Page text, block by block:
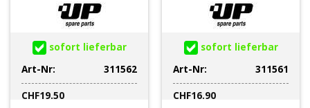
sofort lieferbar
Art-Nr:
311562
CHF19.50
sofort lieferbar
Art-Nr:
311561
CHF16.90